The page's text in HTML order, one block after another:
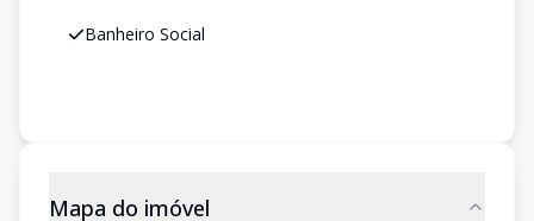
Banheiro Social
Mapa do imóvel